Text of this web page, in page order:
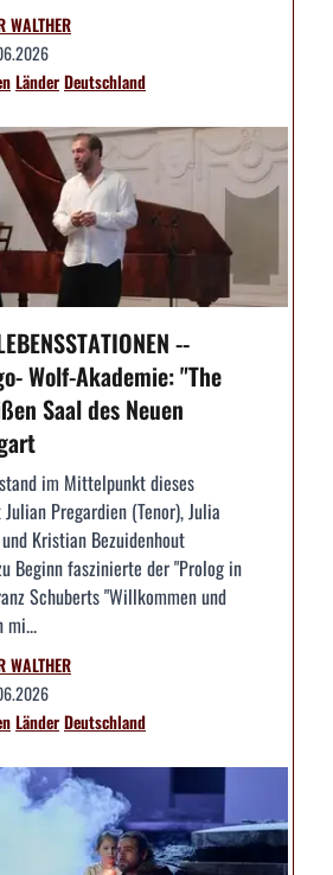
WALTHER
LänderDeutschland
--
Wolf-Akademie: "The
Saal des Neuen
im Mittelpunkt dieses
Pregardien (Tenor), Julia
Kristian Bezuidenhout
Beginn faszinierte der "Prolog in
Schuberts "Willkommen und
mi...
WALTHER
LänderDeutschland